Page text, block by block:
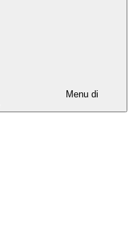
Menu di